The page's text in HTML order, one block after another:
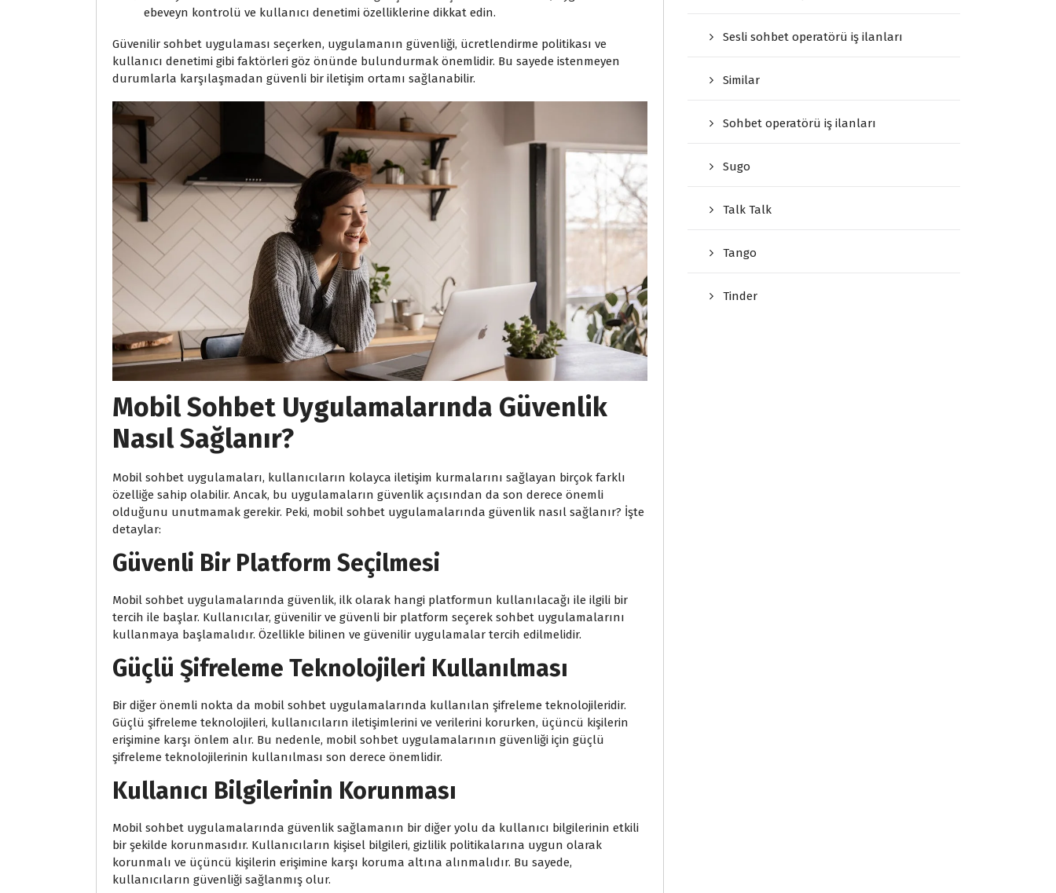
ebeveyn kontrolü ve kullanıcı denetimi özelliklerine dikkat edin.
Güvenilir sohbet uygulaması seçerken, uygulamanın güvenliği, ücretlendirme politikası ve
kullanıcı denetimi gibi faktörleri göz önünde bulundurmak önemlidir. Bu sayede istenmeyen
durumlarla karşılaşmadan güvenli bir iletişim ortamı sağlanabilir.
Mobil Sohbet Uygulamalarında Güvenlik
Nasıl Sağlanır?
Mobil sohbet uygulamaları, kullanıcıların kolayca iletişim kurmalarını sağlayan birçok farklı
özelliğe sahip olabilir. Ancak, bu uygulamaların güvenlik açısından da son derece önemli
olduğunu unutmamak gerekir. Peki, mobil sohbet uygulamalarında güvenlik nasıl sağlanır? İşte
detaylar:
Güvenli Bir Platform Seçilmesi
Mobil sohbet uygulamalarında güvenlik, ilk olarak hangi platformun kullanılacağı ile ilgili bir
tercih ile başlar. Kullanıcılar, güvenilir ve güvenli bir platform seçerek sohbet uygulamalarını
kullanmaya başlamalıdır. Özellikle bilinen ve güvenilir uygulamalar tercih edilmelidir.
Güçlü Şifreleme Teknolojileri Kullanılması
Bir diğer önemli nokta da mobil sohbet uygulamalarında kullanılan şifreleme teknolojileridir.
Güçlü şifreleme teknolojileri, kullanıcıların iletişimlerini ve verilerini korurken, üçüncü kişilerin
erişimine karşı önlem alır. Bu nedenle, mobil sohbet uygulamalarının güvenliği için güçlü
şifreleme teknolojilerinin kullanılması son derece önemlidir.
Kullanıcı Bilgilerinin Korunması
Mobil sohbet uygulamalarında güvenlik sağlamanın bir diğer yolu da kullanıcı bilgilerinin etkili
bir şekilde korunmasıdır. Kullanıcıların kişisel bilgileri, gizlilik politikalarına uygun olarak
korunmalı ve üçüncü kişilerin erişimine karşı koruma altına alınmalıdır. Bu sayede,
kullanıcıların güvenliği sağlanmış olur.
Sesli sohbet operatörü iş ilanları
Similar
Sohbet operatörü iş ilanları
Sugo
Talk Talk
Tango
Tinder